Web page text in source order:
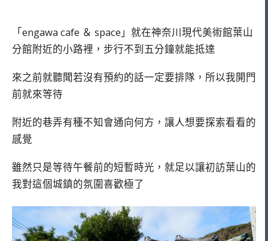
「engawa cafe ＆ space」就在神奈川現代美術館葉山
分館附近的小路裡，步行不到五分鐘就能抵達
來之前就聽聞若沒有預約的話一定要排隊，所以我開門
前就來等待
附近的巷弄有種不知會通向何方，讓人想要探索看看的
感覺
雖然只是等待午餐前的短暫時光，就足以讓初訪葉山的
我對這個城鎮的氛圍喜歡極了